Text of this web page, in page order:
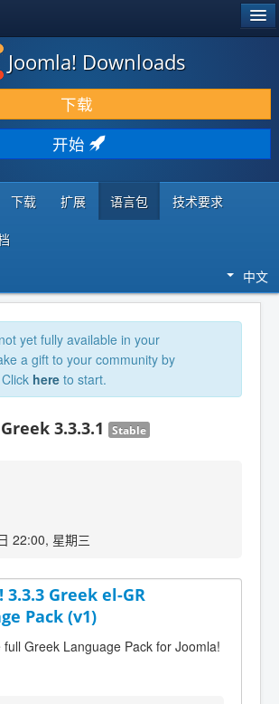
Joomla! Downloads
下载
开始
下载 扩展 语言包 技术要求
中文
yet fully available in your
a gift to your community by
here to start.
3.3.3.1 Stable
22:00, 星期三
3.3.3 Greek el-GR
Pack (v1)
full Greek Language Pack for Joomla!